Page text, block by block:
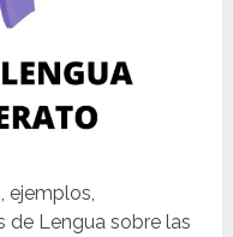
ejemplos,
de Lengua sobre las